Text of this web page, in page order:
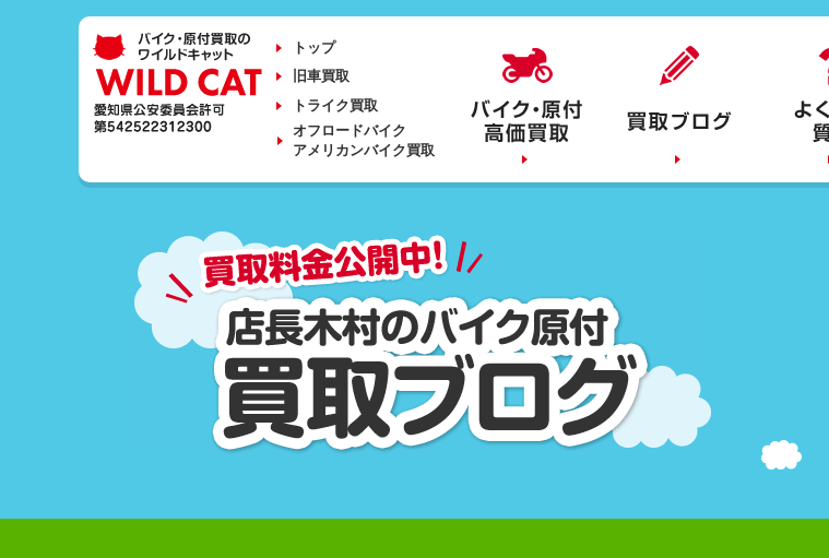
トップ
旧車買取
トライク買取
オフロードバイク
アメリカンバイク買取